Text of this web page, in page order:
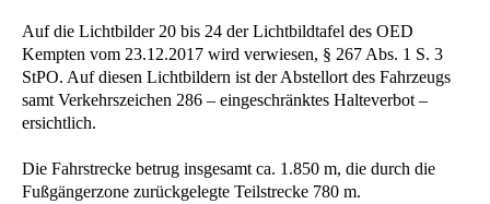
Auf die Lichtbilder 20 bis 24 der Lichtbildtafel des OED
Kempten vom 23.12.2017 wird verwiesen, § 267 Abs. 1 S. 3
StPO. Auf diesen Lichtbildern ist der Abstellort des Fahrzeugs
samt Verkehrszeichen 286 – eingeschränktes Halteverbot –
ersichtlich.
Die Fahrstrecke betrug insgesamt ca. 1.850 m, die durch die
Fußgängerzone zurückgelegte Teilstrecke 780 m.